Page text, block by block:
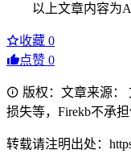
以上文章内容为
收藏 0
点赞 0
版权：文章来源：
损失等，Firekb不承
转载请注明出处：